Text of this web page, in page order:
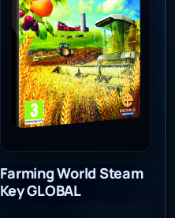
Farming World Steam
Key GLOBAL